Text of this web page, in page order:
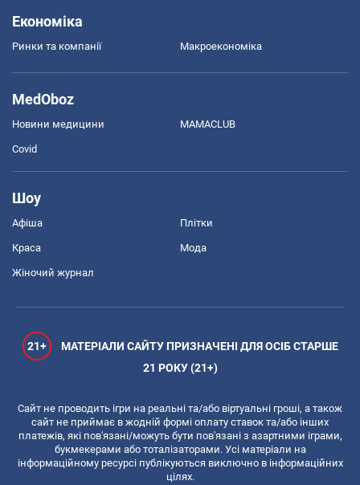
Економіка
Ринки та компанії Макроекономіка
MedOboz
Новини медицини MAMACLUB
Covid
Шоу
Афіша Плітки
Краса Мода
Жіночий журнал
21+
МАТЕРІАЛИ САЙТУ ПРИЗНАЧЕНІ ДЛЯ ОСІБ СТАРШЕ
21 РОКУ (21+)
Сайт не проводить ігри на реальні та/або віртуальні гроші, а також
сайт не приймає в жодній формі оплату ставок та/або інших
платежів, які пов'язані/можуть бути пов'язані з азартними іграми,
букмекерами або тоталізаторами. Усі матеріали на
інформаційному ресурсі публікуються виключно в інформаційних
цілях.